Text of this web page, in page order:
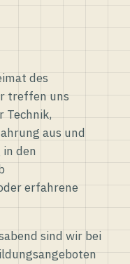
des
treffen uns
Technik,
aus und
den
erfahrene
sind wir bei